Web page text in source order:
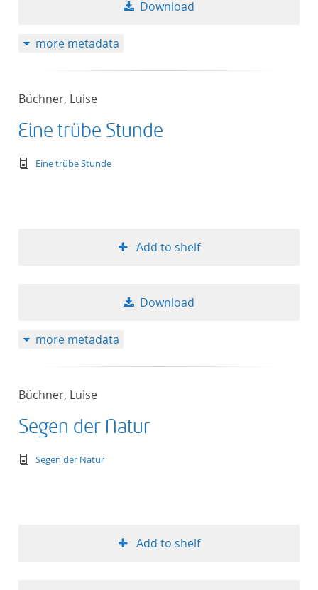
Download
more metadata
Büchner, Luise
Eine trübe Stunde
text/tg.edition+tg.aggregation+xml
Eine trübe Stunde
Add to shelf
Download
more metadata
Büchner, Luise
Segen der Natur
text/tg.edition+tg.aggregation+xml
Segen der Natur
Add to shelf